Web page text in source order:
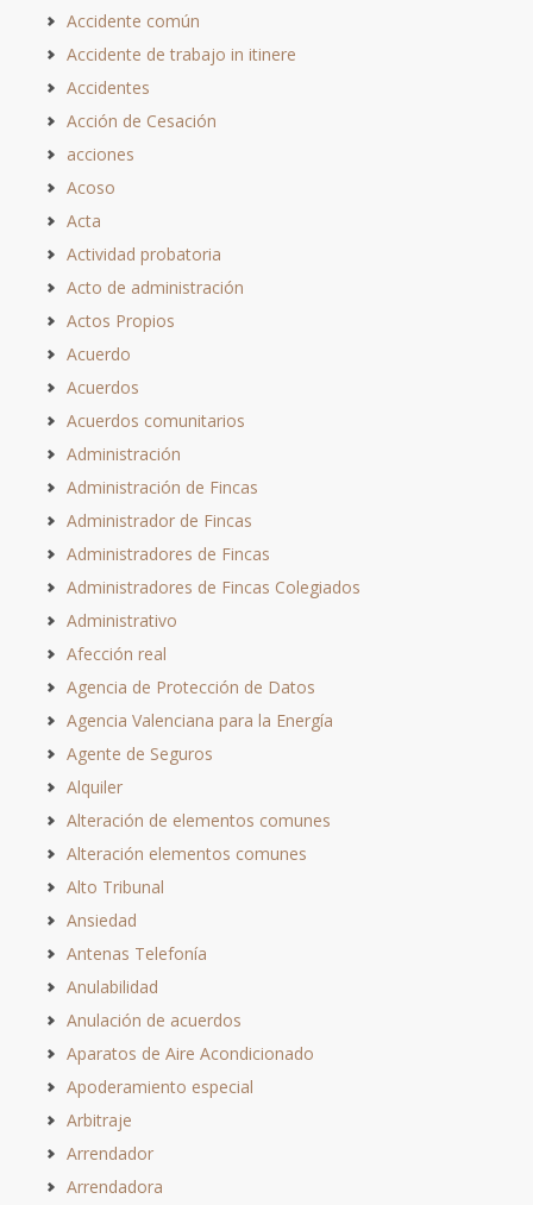
Accidente común
Accidente de trabajo in itinere
Accidentes
Acción de Cesación
acciones
Acoso
Acta
Actividad probatoria
Acto de administración
Actos Propios
Acuerdo
Acuerdos
Acuerdos comunitarios
Administración
Administración de Fincas
Administrador de Fincas
Administradores de Fincas
Administradores de Fincas Colegiados
Administrativo
Afección real
Agencia de Protección de Datos
Agencia Valenciana para la Energía
Agente de Seguros
Alquiler
Alteración de elementos comunes
Alteración elementos comunes
Alto Tribunal
Ansiedad
Antenas Telefonía
Anulabilidad
Anulación de acuerdos
Aparatos de Aire Acondicionado
Apoderamiento especial
Arbitraje
Arrendador
Arrendadora